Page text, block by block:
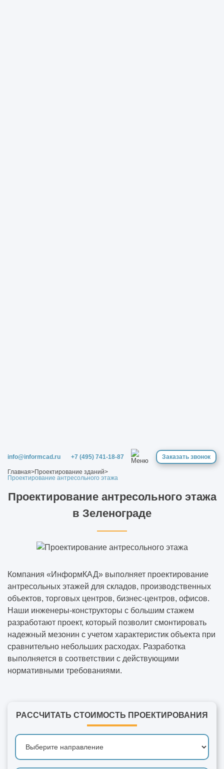
info@informcad.ru +7 (495) 741-18-87 Заказать звонок
Главная>Проектирование зданий>
Проектирование антресольного этажа
Проектирование антресольного этажа
в Зеленограде
Компания «ИнформКАД» выполняет проектирование
антресольных этажей для складов, производственных
объектов, торговых центров, бизнес-центров, офисов.
Наши инженеры-конструкторы с большим стажем
разработают проект, который позволит смонтировать
надежный мезонин с учетом характеристик объекта при
сравнительно небольших расходах. Разработка
выполняется в соответствии с действующими
нормативными требованиями.
РАССЧИТАТЬ СТОИМОСТЬ ПРОЕКТИРОВАНИЯ